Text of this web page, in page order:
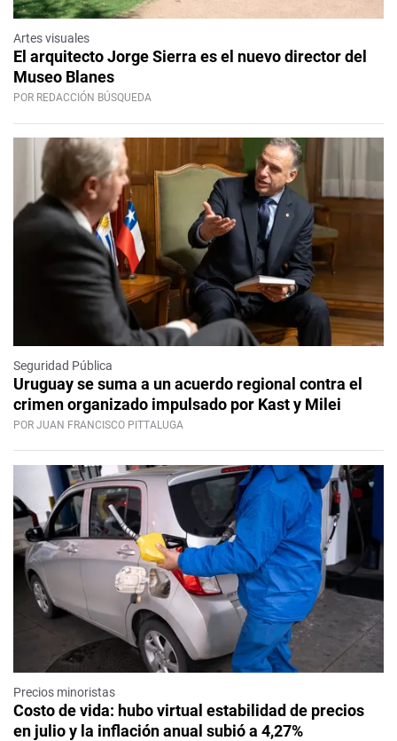
Artes visuales
El arquitecto Jorge Sierra es el nuevo director del
Museo Blanes
POR REDACCIÓN BÚSQUEDA
Seguridad Pública
Uruguay se suma a un acuerdo regional contra el
crimen organizado impulsado por Kast y Milei
POR JUAN FRANCISCO PITTALUGA
Precios minoristas
Costo de vida: hubo virtual estabilidad de precios
en julio y la inflación anual subió a 4,27%